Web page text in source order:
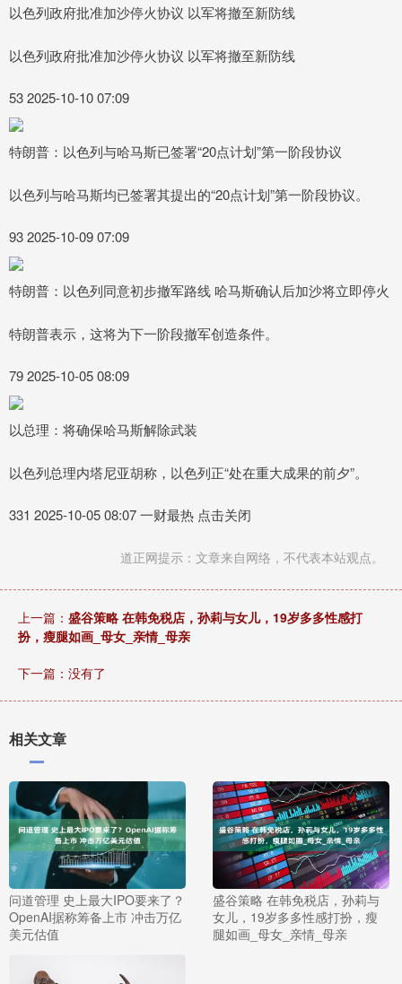
以色列政府批准加沙停火协议 以军将撤至新防线
以色列政府批准加沙停火协议 以军将撤至新防线
53 2025-10-10 07:09
特朗普：以色列与哈马斯已签署“20点计划”第一阶段协议
以色列与哈马斯均已签署其提出的“20点计划”第一阶段协议。
93 2025-10-09 07:09
特朗普：以色列同意初步撤军路线 哈马斯确认后加沙将立即停火
特朗普表示，这将为下一阶段撤军创造条件。
79 2025-10-05 08:09
以总理：将确保哈马斯解除武装
以色列总理内塔尼亚胡称，以色列正“处在重大成果的前夕”。
331 2025-10-05 08:07 一财最热 点击关闭
道正网提示：文章来自网络，不代表本站观点。
上一篇： 盛谷策略 在韩免税店，孙莉与女儿，19岁多多性感打
扮，瘦腿如画_母女_亲情_母亲
下一篇：没有了
相关文章
问道管理 史上最大IPO要来了？
OpenAI据称筹备上市 冲击万亿
美元估值
盛谷策略 在韩免税店，孙莉与
女儿，19岁多多性感打扮，瘦
腿如画_母女_亲情_母亲